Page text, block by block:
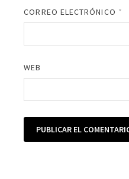
CORREO ELECTRÓNICO *
WEB